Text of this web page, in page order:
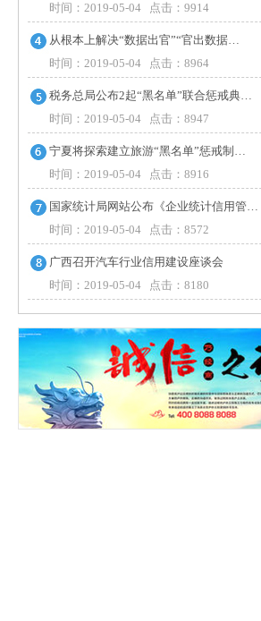
时间：2019-05-04 点击：9914
从根本上解决“数据出官”“官出数据…
时间：2019-05-04 点击：8964
税务总局公布2起“黑名单”联合惩戒典…
时间：2019-05-04 点击：8947
宁夏将探索建立旅游“黑名单”惩戒制…
时间：2019-05-04 点击：8916
国家统计局网站公布《企业统计信用管…
时间：2019-05-04 点击：8572
广西召开汽车行业信用建设座谈会
时间：2019-05-04 点击：8180